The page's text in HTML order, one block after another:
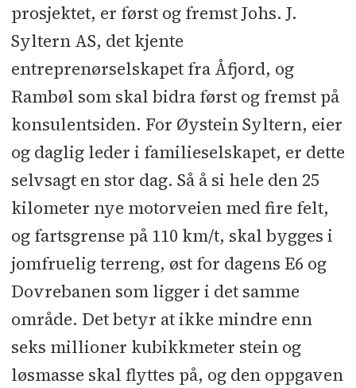
prosjektet, er først og fremst Johs. J.
Syltern AS, det kjente
entreprenørselskapet fra Åfjord, og
Rambøl som skal bidra først og fremst på
konsulentsiden. For Øystein Syltern, eier
og daglig leder i familieselskapet, er dette
selvsagt en stor dag. Så å si hele den 25
kilometer nye motorveien med fire felt,
og fartsgrense på 110 km/t, skal bygges i
jomfruelig terreng, øst for dagens E6 og
Dovrebanen som ligger i det samme
område. Det betyr at ikke mindre enn
seks millioner kubikkmeter stein og
løsmasse skal flyttes på, og den oppgaven